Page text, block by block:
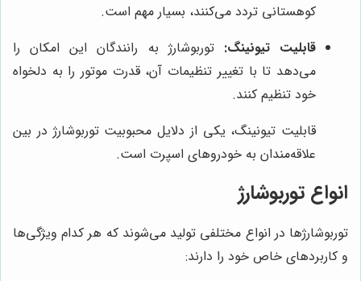
کوهستانی تردد می‌کنند، بسیار مهم است.
قابلیت تیونینگ: توربوشارژ به رانندگان این امکان را
می‌دهد تا با تغییر تنظیمات آن، قدرت موتور را به دلخواه
خود تنظیم کنند.
قابلیت تیونینگ، یکی از دلایل محبوبیت توربوشارژ در بین
علاقه‌مندان به خودروهای اسپرت است.
انواع توربوشارژ
توربوشارژها در انواع مختلفی تولید می‌شوند که هر کدام ویژگی‌ها
و کاربردهای خاص خود را دارند: